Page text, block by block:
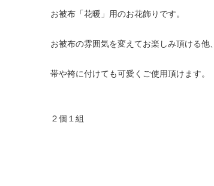
お被布「花暖」用のお花飾りです。
お被布の雰囲気を変えてお楽しみ頂ける他、
帯や袴に付けても可愛くご使用頂けます。
２個１組